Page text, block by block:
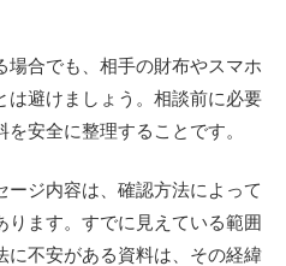
場合でも、相手の財布やスマホ
は避けましょう。相談前に必要
安全に整理することです。
ジ内容は、確認方法によって
ります。すでに見えている範囲
に不安がある資料は、その経緯